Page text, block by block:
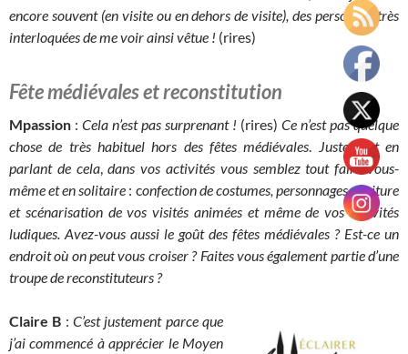
encore souvent (en visite ou en dehors de visite), des personnes très
interloquées de me voir ainsi vêtue ! (rires)
Fête médiévales et reconstitution
Mpassion : Cela n’est pas surprenant ! (rires) Ce n’est pas quelque
chose de très habituel hors des fêtes médiévales. Justement en
parlant de cela,dans vos activités vous semblez tout faire vous-
même et en solitaire : confection de costumes, personnages, écriture
et scénarisation de vos visités animées et même de vos activités
ludiques. Avez-vous aussi le goût des fêtes médiévales ? Est-ce un
endroit où on peut vous croiser ? Faites vous également partie d’une
troupe de reconstituteurs ?
Claire B :C’est justement parce que
j’ai commencé à apprécier le Moyen